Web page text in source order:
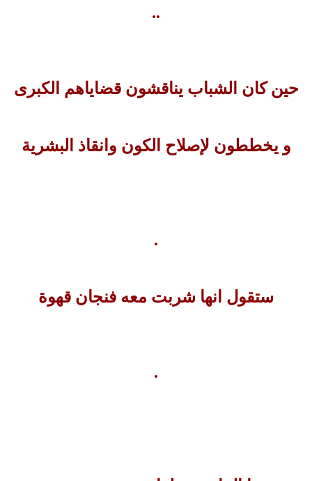
..
حين كان الشباب يناقشون قضاياهم الكبرى
و يخططون لإصلاح الكون وانقاذ البشرية
.
ستقول انها شربت معه فنجان قهوة
.